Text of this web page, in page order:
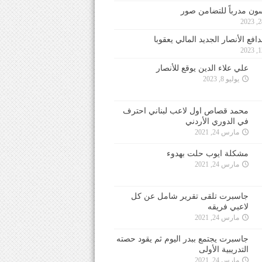
مدرباً للتضامن صور
الأنصار الجديد المالي يعقوبا
علي علاء الدين يوقع للأنصار
يوليو 8, 2023
محمد قصاص اول لاعب لبناني احترف
في الدوري الأردني
مارس 24, 2021
مشكلة ايوب حلت بهدوء
مارس 24, 2021
جاسبرت تلقى تقرير شامل عن كل
لاعبي فريقه
مارس 24, 2021
جاسبرت يجتمع ببدر اليوم ثم يقود حصته
التدريبية الأولى
مارس 24, 2021